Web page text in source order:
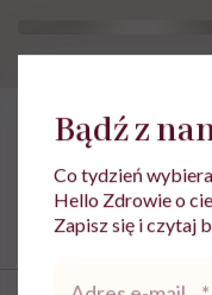
Bądź z
Co tydzień
Hello Zdrowie o
Zapisz się i czytaj